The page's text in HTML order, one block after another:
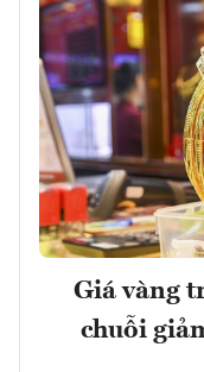
Giá vàng
chuỗi